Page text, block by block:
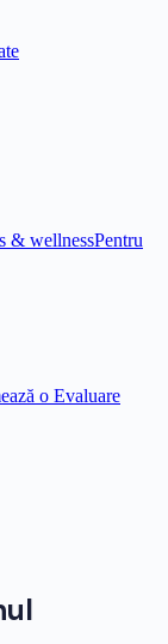
& wellnessPentru
o Evaluare